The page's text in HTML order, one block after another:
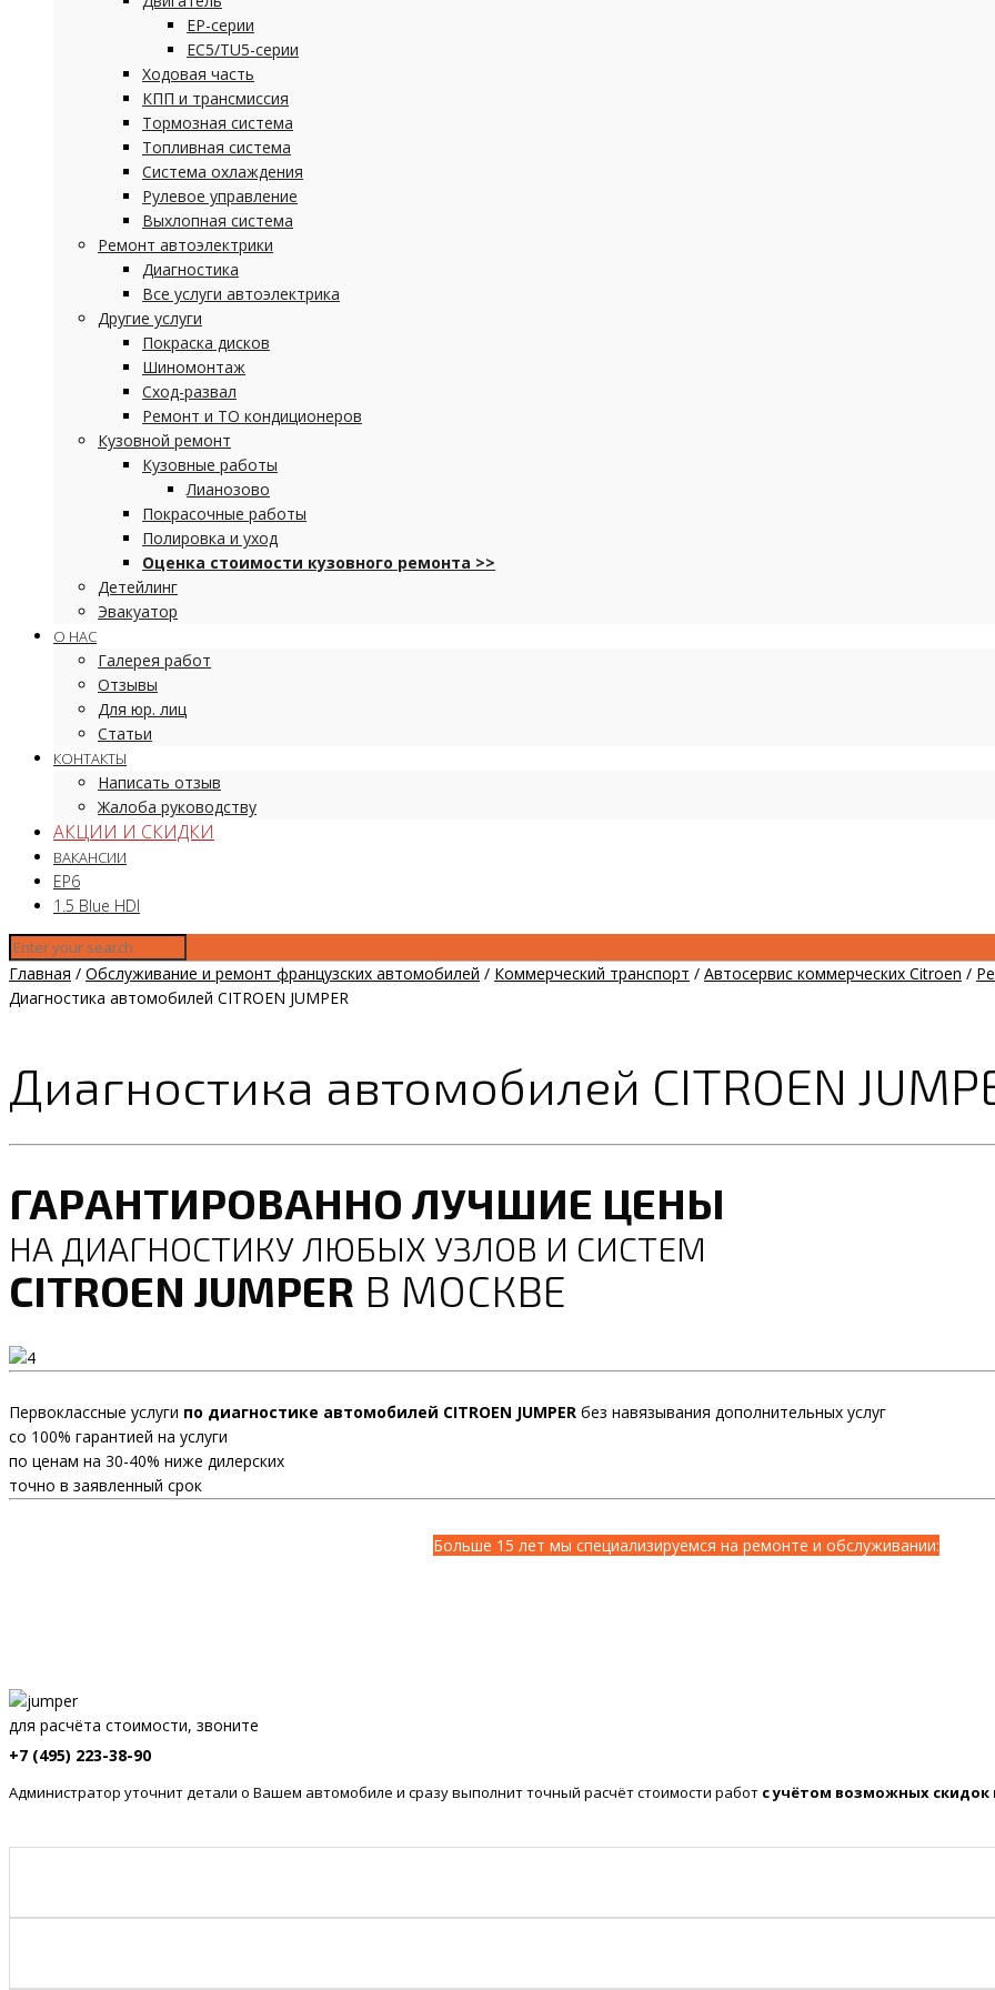
EP-серии
EC5/TU5-серии
Ходовая часть
КПП и трансмиссия
Тормозная система
Топливная система
Система охлаждения
Рулевое управление
Выхлопная система
Ремонт автоэлектрики
Диагностика
Все услуги автоэлектрика
Другие услуги
Покраска дисков
Шиномонтаж
Сход-развал
Ремонт и ТО кондиционеров
Кузовной ремонт
Кузовные работы
Лианозово
Покрасочные работы
Полировка и уход
Оценка стоимости кузовного ремонта >>
Детейлинг
Эвакуатор
О НАС
Галерея работ
Отзывы
Для юр. лиц
Статьи
КОНТАКТЫ
Написать отзыв
Жалоба руководству
АКЦИИ И СКИДКИ
ВАКАНСИИ
EP6
1.5 Blue HDI
Главная / Обслуживание и ремонт французских автомобилей / Коммерческий транспорт / Автосервис коммерческих Citroen /
Диагностика автомобилей CITROEN JUMPER
Диагностика автомобилей CITROEN
ГАРАНТИРОВАННО ЛУЧШИЕ ЦЕНЫ
НА ДИАГНОСТИКУ ЛЮБЫХ УЗЛОВ И СИСТЕМ
CITROEN JUMPER В МОСКВЕ
Первоклассные услуги по диагностике автомобилей CITROEN JUMPER без навязывания дополнительных услуг
со 100% гарантией на услуги
по ценам на 30-40% ниже дилерских
точно в заявленный срок
Больше 15 лет мы специализируемся на ремонте и обслуживании:
для расчёта стоимости, звоните
+7 (495) 223-38-90
Администратор уточнит детали о Вашем автомобиле и сразу выполнит точный расчёт стоимости работ с учётом возможных